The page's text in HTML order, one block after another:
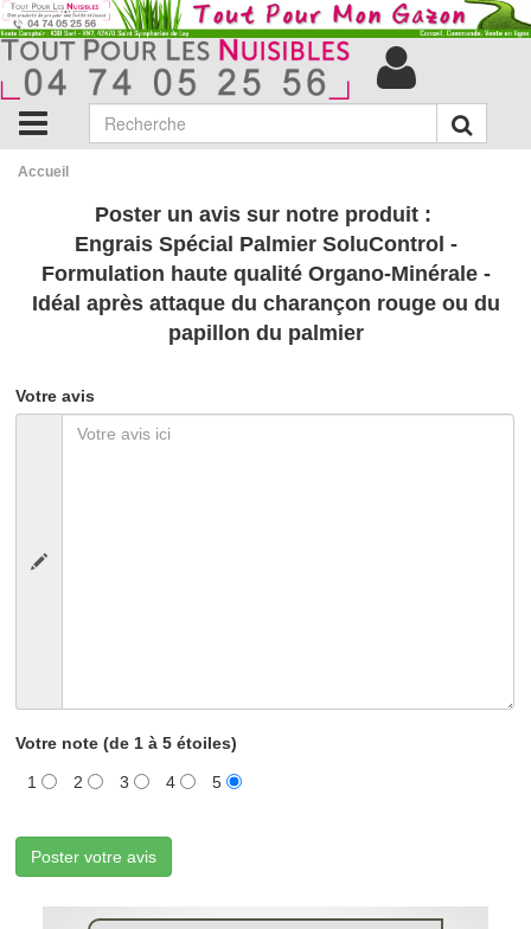
Accueil
Poster un avis sur notre produit :
Engrais Spécial Palmier SoluControl -
Formulation haute qualité Organo-Minérale -
Idéal après attaque du charançon rouge ou du
papillon du palmier
Votre avis
Votre note (de 1 à 5 étoiles)
1 2 3 4 5
Poster votre avis